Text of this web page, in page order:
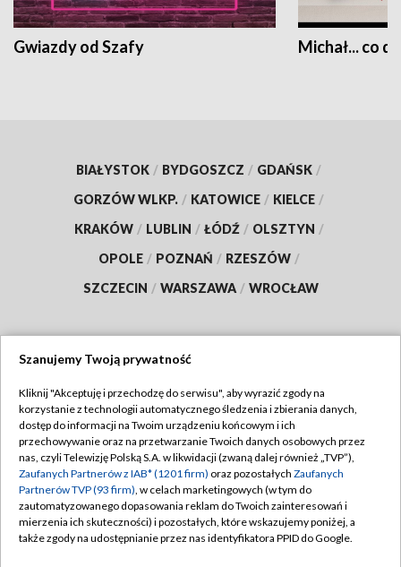
Gwiazdy od Szafy Michał... co
BIAŁYSTOK / BYDGOSZCZ / GDAŃSK /
GORZÓW WLKP. / KATOWICE / KIELCE /
KRAKÓW / LUBLIN / ŁÓDŹ / OLSZTYN /
OPOLE / POZNAŃ / RZESZÓW /
SZCZECIN / WARSZAWA / WROCŁAW
TVP
Abonament TVP
Emisja w TVP
Centrum informacji TVP
Naziemna Telewizja Cyfrowa
Regulamin TVP
Polityka prywatności
Moje zgody
Pomoc
Szanujemy Twoją prywatność
Kliknij "Akceptuję i przechodzę do serwisu", aby wyrazić zgody na
korzystanie z technologii automatycznego śledzenia i zbierania danych,
dostęp do informacji na Twoim urządzeniu końcowym i ich
przechowywanie oraz na przetwarzanie Twoich danych osobowych przez
nas, czyli Telewizję Polską S.A. w likwidacji (zwaną dalej również „TVP”),
Zaufanych Partnerów z IAB* (1201 firm) oraz pozostałych Zaufanych
Partnerów TVP (93 firm), w celach marketingowych (w tym do
zautomatyzowanego dopasowania reklam do Twoich zainteresowań i
mierzenia ich skuteczności) i pozostałych, które wskazujemy poniżej, a
także zgody na udostępnianie przez nas identyfikatora PPID do Google.